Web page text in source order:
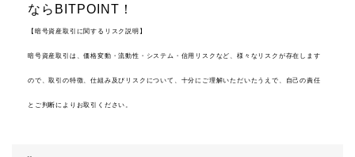
ならBITPOINT！
【暗号資産取引に関するリスク説明】
暗号資産取引は、価格変動・流動性・システム・信用リスクなど、様々なリスクが存在します
ので、取引の特徴、仕組み及びリスクについて、十分にご理解いただいたうえで、自己の責任
とご判断によりお取引ください。